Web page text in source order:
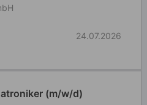
24.07.2026
(m/w/d)